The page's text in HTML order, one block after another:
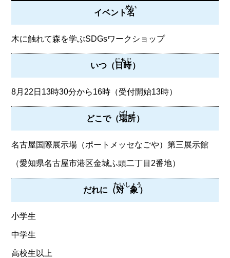
イベント名
めい
木に触れて森を学ぶSDGsワークショップ
いつ（日時
にちじ
）
8月22日13時30分から16時（受付開始13時）
どこで（場所
ばしょ
）
名古屋国際展示場（ポートメッセなごや）第三展示館
（愛知県名古屋市港区金城ふ頭二丁目2番地）
だれに（対象
たいしょう
）
小学生
中学生
高校生以上